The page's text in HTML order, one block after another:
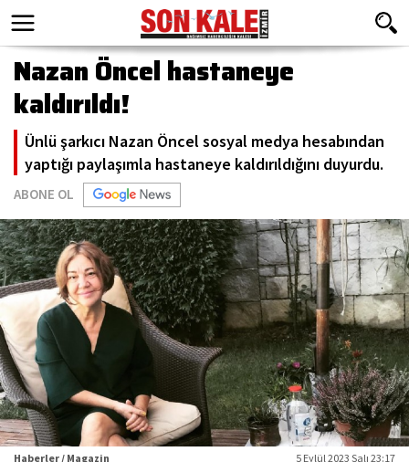
Nazan Öncel hastaneye
kaldırıldı!
Ünlü şarkıcı Nazan Öncel sosyal medya hesabından
yaptığı paylaşımla hastaneye kaldırıldığını duyurdu.
ABONE OL
Haberler / Magazin 5 Eylül 2023 Salı 23:17